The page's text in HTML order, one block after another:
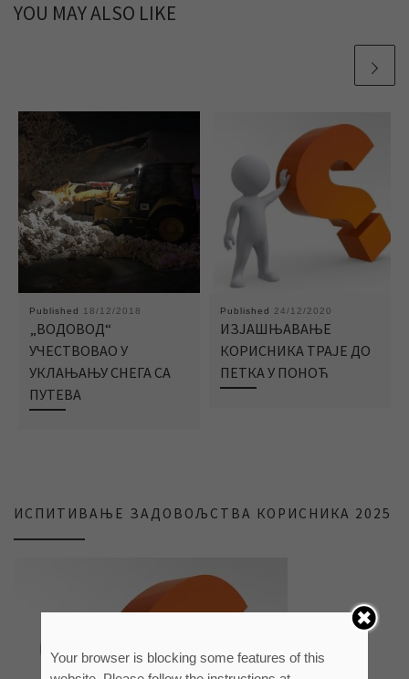
YOU MAY ALSO LIKE
Published 18/12/2018
„ВОДОВОД“
УЧЕСТВОВАО У
УКЛАЊАЊУ СНЕГА СА
ПУТЕВА
Published 24/12/2020
ИЗЈАШЊАВАЊЕ
КОРИСНИКА ТРАЈЕ ДО
ПЕТКА У ПОНОЋ
ИСПИТИВАЊЕ ЗАДОВОЉСТВА КОРИСНИКА 2025
Your browser is blocking some features of this